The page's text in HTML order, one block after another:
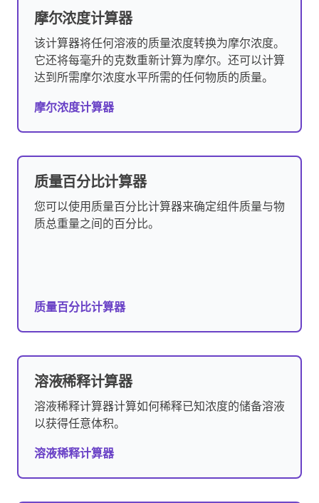
摩尔浓度计算器
该计算器将任何溶液的质量浓度转换为摩尔浓度。
它还将每毫升的克数重新计算为摩尔。还可以计算
达到所需摩尔浓度水平所需的任何物质的质量。
摩尔浓度计算器
质量百分比计算器
您可以使用质量百分比计算器来确定组件质量与物
质总重量之间的百分比。
质量百分比计算器
溶液稀释计算器
溶液稀释计算器计算如何稀释已知浓度的储备溶液
以获得任意体积。
溶液稀释计算器